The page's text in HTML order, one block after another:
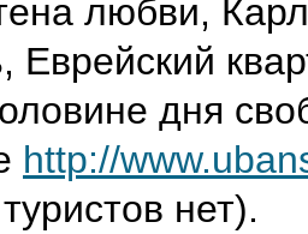
любви,
Еврейский
дня
http://
нет).